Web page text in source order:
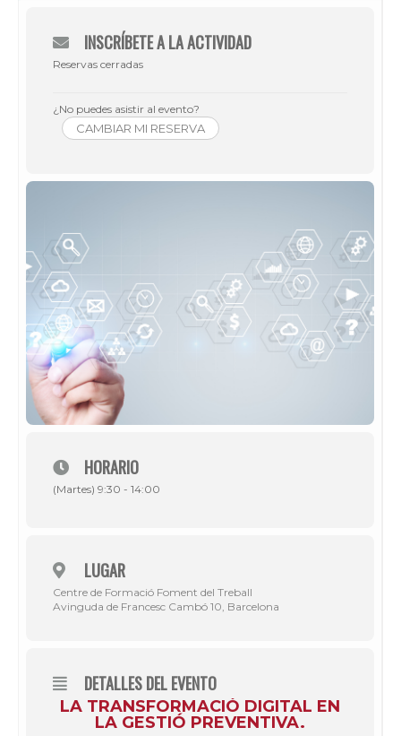
INSCRÍBETE A LA ACTIVIDAD
Reservas cerradas
¿No puedes asistir al evento?
CAMBIAR MI RESERVA
HORARIO
(Martes) 9:30 - 14:00
LUGAR
Centre de Formació Foment del Treball
Avinguda de Francesc Cambó 10, Barcelona
DETALLES DEL EVENTO
LA TRANSFORMACIÓ DIGITAL EN
LA GESTIÓ PREVENTIVA.